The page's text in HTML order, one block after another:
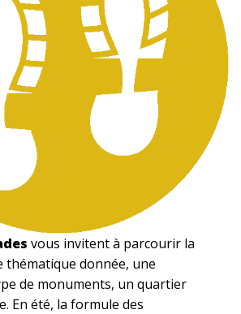
vous invitent à parcourir la
thématique donnée, une
de monuments, un quartier
En été, la formule des